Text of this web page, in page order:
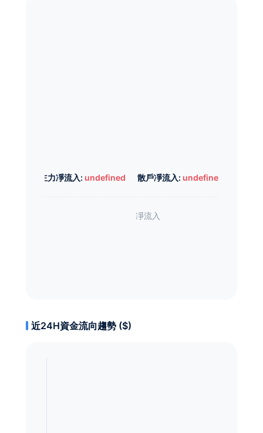
主力凈流入: undefined 散戶凈流入: undefined
近24H資金流向趨勢 ($)